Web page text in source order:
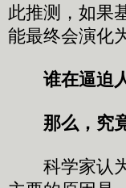
此推测，如果
能最终会演化
谁在逼迫
那么，究
科学家认为